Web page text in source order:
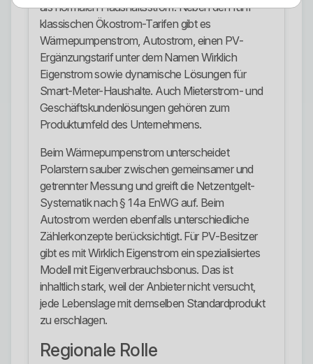
als normalen Haushaltsstrom. Neben den fünf
klassischen Ökostrom-Tarifen gibt es
Wärmepumpenstrom, Autostrom, einen PV-
Ergänzungstarif unter dem Namen Wirklich
Eigenstrom sowie dynamische Lösungen für
Smart-Meter-Haushalte. Auch Mieterstrom- und
Geschäftskundenlösungen gehören zum
Produktumfeld des Unternehmens.
Beim Wärmepumpenstrom unterscheidet
Polarstern sauber zwischen gemeinsamer und
getrennter Messung und greift die Netzentgelt-
Systematik nach § 14a EnWG auf. Beim
Autostrom werden ebenfalls unterschiedliche
Zählerkonzepte berücksichtigt. Für PV-Besitzer
gibt es mit Wirklich Eigenstrom ein spezialisiertes
Modell mit Eigenverbrauchsbonus. Das ist
inhaltlich stark, weil der Anbieter nicht versucht,
jede Lebenslage mit demselben Standardprodukt
zu erschlagen.
Regionale Rolle